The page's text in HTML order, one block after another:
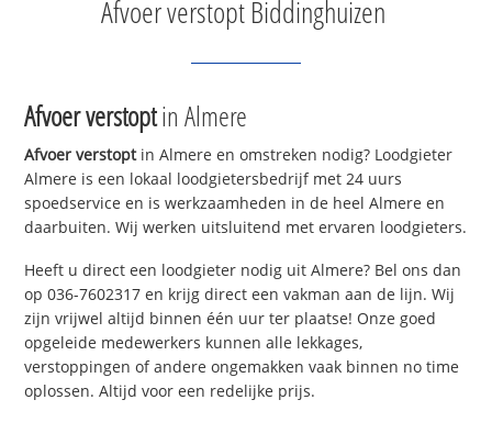
Afvoer verstopt Biddinghuizen
Afvoer verstoptin Almere
Afvoer verstoptin Almere en omstreken nodig? Loodgieter
Almere is een lokaal loodgietersbedrijf met 24 uurs
spoedservice en is werkzaamheden in de heel Almere en
daarbuiten. Wij werken uitsluitend met ervaren loodgieters.
Heeft u direct een loodgieter nodig uit Almere? Bel ons dan
op 036-7602317 en krijg direct een vakman aan de lijn. Wij
zijn vrijwel altijd binnen één uur ter plaatse! Onze goed
opgeleide medewerkers kunnen alle lekkages,
verstoppingen of andere ongemakken vaak binnen no time
oplossen. Altijd voor een redelijke prijs.